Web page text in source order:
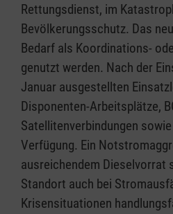
Rettungsdienst, im
Bevölkerungsschutz. Das
Bedarf als Koordinations-
genutzt werden. Nach der
Januar ausgestellten
Disponenten-Arbeitsplätze,
Satellitenverbindungen sowie
Verfügung. Ein
ausreichendem Dieselvorrat
Standort auch bei
Krisensituationen